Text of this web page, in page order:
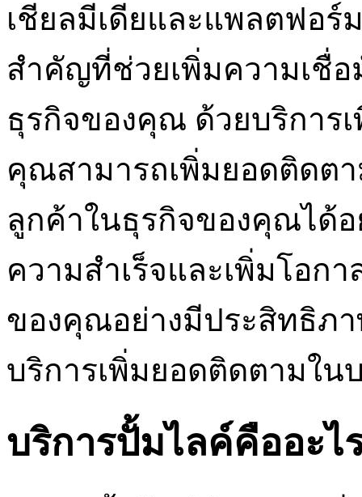
เชียลมีเดียและแพลตฟอร์
สำคัญที่ช่วยเพิ่มความเชื่
ธุรกิจของคุณ ด้วยบริการ
คุณสามารถเพิ่มยอดติดต
ลูกค้าในธุรกิจของคุณได้อ
ความสำเร็จและเพิ่มโอก
ของคุณอย่างมีประสิทธิภ
บริการเพิ่มยอดติดตามใน
บริการปั้มไลค์คืออะไ